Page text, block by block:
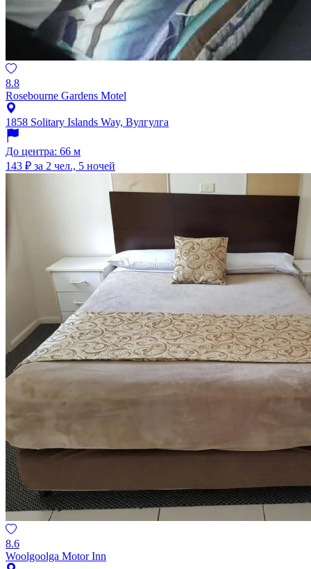
8.8
Rosebourne Gardens Motel
1858 Solitary Islands Way, Вулгулга
До центра: 66 м
143 ₽ за 2 чел., 5 ночей
8.6
Woolgoolga Motor Inn